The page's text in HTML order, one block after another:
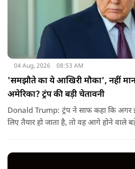
04 Aug, 2026 08:53 AM
'समझौते का ये आखिरी मौका', नहीं
अमेरिका? ट्रंप की बड़ी चेतावनी
Donald Trump: ट्रंप ने साफ कहा कि अगर ईरान इस बार समझौते के
लिए तैयार हो जाता है, तो वह आगे होने वाले